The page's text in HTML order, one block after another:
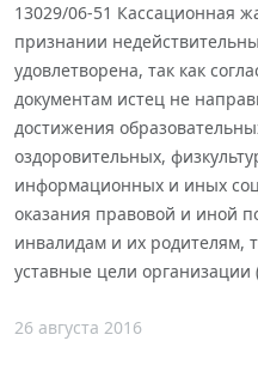
13029/06-51 Кассационная
признании
удовлетворена, так как
документам истец не
достижения
оздоровительных,
информационных и иных
оказания правовой и иной
инвалидам и их родителям,
уставные цели организации
26 августа 2016